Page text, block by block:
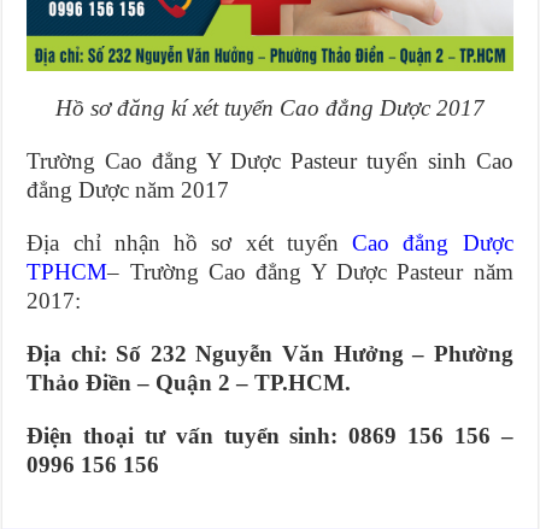
Hồ sơ đăng kí xét tuyển Cao đẳng Dược 2017
Trường Cao đẳng Y Dược Pasteur tuyển sinh Cao
đẳng Dược năm 2017
Địa chỉ nhận hồ sơ xét tuyểnCao đẳng Dược
TPHCM– Trường Cao đẳng Y Dược Pasteur năm
2017:
Địa chỉ: Số 232 Nguyễn Văn Hưởng – Phường
Thảo Điền – Quận 2 – TP.HCM.
Điện thoại tư vấn tuyển sinh: 0869 156 156 –
0996 156 156